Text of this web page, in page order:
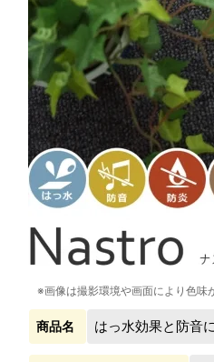
※画像は撮影環境や画面により色味
商品名 はっ水効果と防音